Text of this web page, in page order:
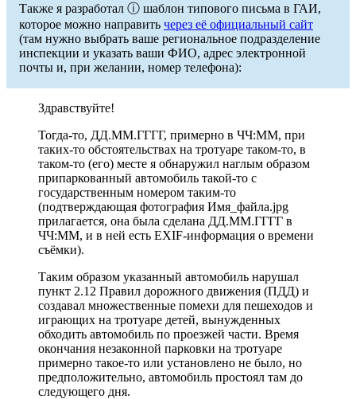
Также я разработал ⓘ шаблон типового письма в ГАИ,
которое можно направить через её официальный сайт
(там нужно выбрать ваше региональное подразделение
инспекции и указать ваши ФИО, адрес электронной
почты и, при желании, номер телефона):
Здравствуйте!
Тогда-то, ДД.ММ.ГГГГ, примерно в ЧЧ:ММ, при
таких-то обстоятельствах на тротуаре таком-то, в
таком-то (его) месте я обнаружил наглым образом
припаркованный автомобиль такой-то с
государственным номером таким-то
(подтверждающая фотография Имя_файла.jpg
прилагается, она была сделана ДД.ММ.ГГГГ в
ЧЧ:ММ, и в ней есть EXIF-информация о времени
съёмки).
Таким образом указанный автомобиль нарушал
пункт 2.12 Правил дорожного движения (ПДД) и
создавал множественные помехи для пешеходов и
играющих на тротуаре детей, вынужденных
обходить автомобиль по проезжей части. Время
окончания незаконной парковки на тротуаре
примерно такое-то или установлено не было, но
предположительно, автомобиль простоял там до
следующего дня.